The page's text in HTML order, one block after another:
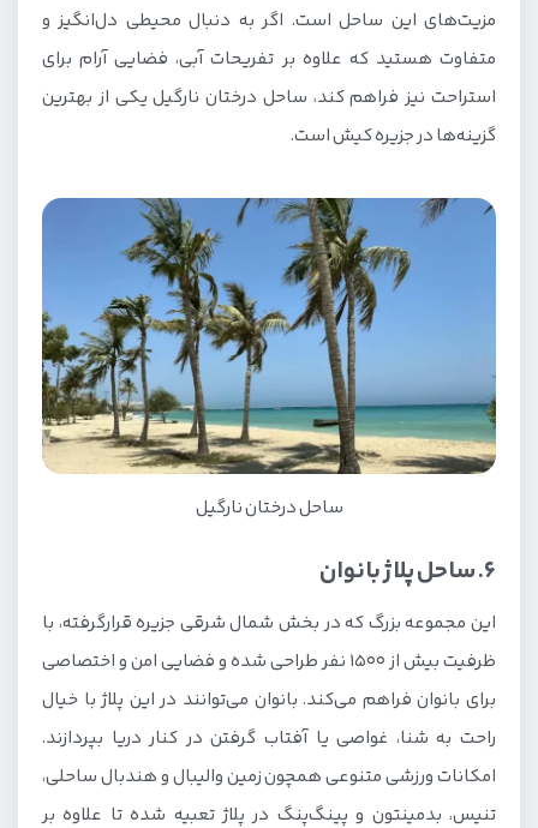
مزیت‌های این ساحل است. اگر به دنبال محیطی دل‌انگیز و
متفاوت هستید که علاوه بر تفریحات آبی، فضایی آرام برای
استراحت نیز فراهم کند، ساحل درختان نارگیل یکی از بهترین
گزینه‌ها در جزیره کیش است.
ساحل درختان نارگیل
6. ساحل پلاژ بانوان
این مجموعه بزرگ که در بخش شمال شرقی جزیره قرار‌گرفته، با
ظرفیت بیش از ۱۵۰۰ نفر طراحی شده و فضایی امن و اختصاصی
برای بانوان فراهم می‌کند. بانوان می‌توانند در این پلاژ با خیال
راحت به شنا، غواصی یا آفتاب گرفتن در کنار دریا بپردازند.
امکانات ورزشی متنوعی همچون زمین والیبال و هندبال ساحلی،
تنیس، بدمینتون و پینگ‌پنگ در پلاژ تعبیه شده تا علاوه بر